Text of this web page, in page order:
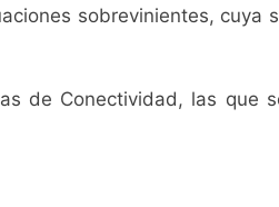
sobrevinientes, cuya
de Conectividad, las que